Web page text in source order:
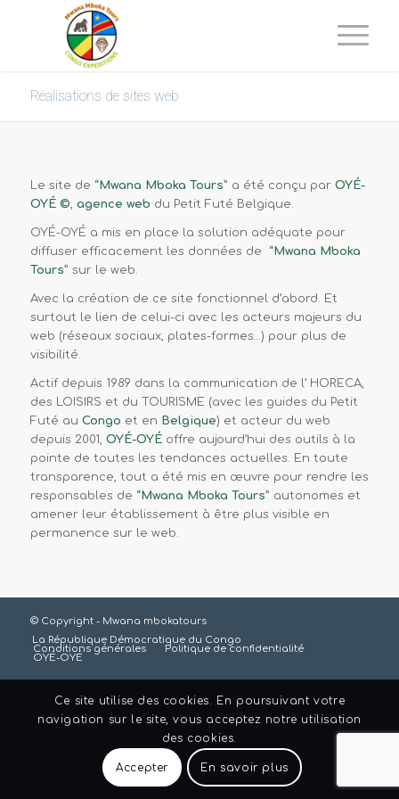
Réalisations de sites web
Le site de “Mwana Mboka Tours” a été conçu par OYÉ-
OYÉ ©, agence web du Petit Futé Belgique.
OYÉ-OYÉ a mis en place la solution adéquate pour
diffuser efficacement les données de
“Mwana Mboka
Tours” sur le web.
Avec la création de ce site fonctionnel d’abord. Et
surtout le lien de celui-ci avec les acteurs majeurs du
web (réseaux sociaux, plates-formes…) pour plus de
visibilité.
Actif depuis 1989 dans la communication de l’ HORECA,
des LOISIRS et du TOURISME (avec les guides du Petit
Futé au Congo et en Belgique) et acteur du web
depuis 2001, OYÉ-OYÉoffre aujourd’hui des outils à la
pointe de toutes les tendances actuelles. En toute
transparence, tout a été mis en œuvre pour rendre les
responsables de “Mwana Mboka Tours” autonomes et
amener leur établissement à être plus visible en
permanence sur le web.
© Copyright - Mwana mbokatours
La République Démocratique du Congo
Conditions générales Politique de confidentialité
OYÉ-OYÉ
Ce site utilise des cookies. En poursuivant votre
navigation sur le site, vous acceptez notre utilisation
des cookies.
Accepter En savoir plus